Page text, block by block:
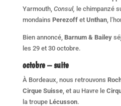
Yarmouth, Consul, le chimpanzé
mondains Perezoffet Unthan,
Bien annoncé, Barnum & Bailey
les 29 et 30 octobre.
octobre – suite
À Bordeaux, nous retrouvons
Cirque Suisse, et au Havre le
la troupe Lécusson.